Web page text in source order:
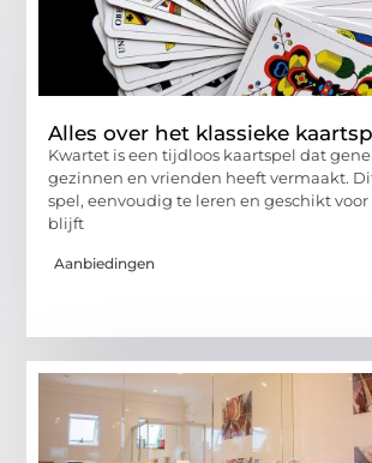
Alles over het klassieke
Kwartet is een tijdloos kaartspel dat
gezinnen en vrienden heeft vermaakt.
spel, eenvoudig te leren en geschikt
blijft
Aanbiedingen